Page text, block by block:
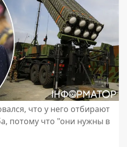
что у него отбирают
потому что "они нужны в